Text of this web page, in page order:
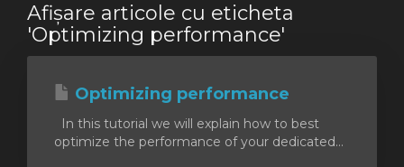
Afișare articole cu eticheta
'Optimizing performance'
Optimizing performance
In this tutorial we will explain how to best
optimize the performance of your dedicated...